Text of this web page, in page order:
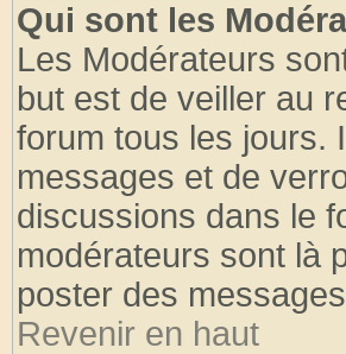
Qui sont les
Les Modérateurs
but est de veiller au
forum tous les jours.
messages et de
discussions dans le
modérateurs sont là
poster des
Revenir en haut